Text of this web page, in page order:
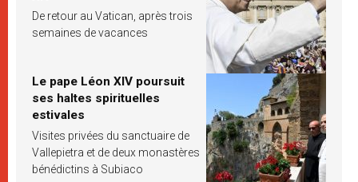
De retour au Vatican, après trois
semaines de vacances
Le pape Léon XIV poursuit
ses haltes spirituelles
estivales
Visites privées du sanctuaire de
Vallepietra et de deux monastères
bénédictins à Subiaco